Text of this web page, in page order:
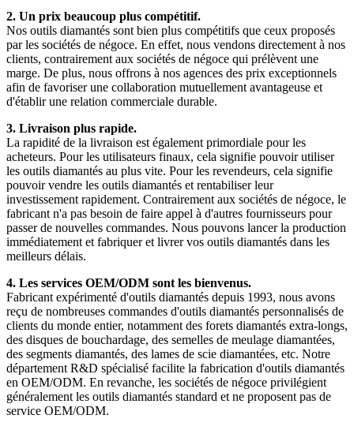
2. Un prix beaucoup plus compétitif.
Nos outils diamantés sont bien plus compétitifs que ceux proposés
par les sociétés de négoce. En effet, nous vendons directement à nos
clients, contrairement aux sociétés de négoce qui prélèvent une
marge. De plus, nous offrons à nos agences des prix exceptionnels
afin de favoriser une collaboration mutuellement avantageuse et
d'établir une relation commerciale durable.
3. Livraison plus rapide.
La rapidité de la livraison est également primordiale pour les
acheteurs. Pour les utilisateurs finaux, cela signifie pouvoir utiliser
les outils diamantés au plus vite. Pour les revendeurs, cela signifie
pouvoir vendre les outils diamantés et rentabiliser leur
investissement rapidement. Contrairement aux sociétés de négoce, le
fabricant n'a pas besoin de faire appel à d'autres fournisseurs pour
passer de nouvelles commandes. Nous pouvons lancer la production
immédiatement et fabriquer et livrer vos outils diamantés dans les
meilleurs délais.
4. Les services OEM/ODM sont les bienvenus.
Fabricant expérimenté d'outils diamantés depuis 1993, nous avons
reçu de nombreuses commandes d'outils diamantés personnalisés de
clients du monde entier, notamment des forets diamantés extra-longs,
des disques de bouchardage, des semelles de meulage diamantées,
des segments diamantés, des lames de scie diamantées, etc. Notre
département R&D spécialisé facilite la fabrication d'outils diamantés
en OEM/ODM. En revanche, les sociétés de négoce privilégient
généralement les outils diamantés standard et ne proposent pas de
service OEM/ODM.